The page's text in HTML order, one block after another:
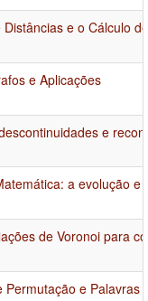
e o Cálculo
e Aplicações
e
a evolução
de Voronoi para
Permutação e Palavras